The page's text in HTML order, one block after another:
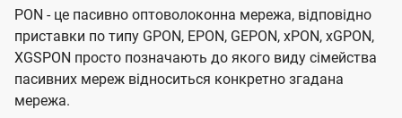
PON - це пасивно оптоволоконна мережа, відповідно
приставки по типу GPON, EPON, GEPON, xPON, xGPON,
XGSPON просто позначають до якого виду сімейства
пасивних мереж відноситься конкретно згадана
мережа.